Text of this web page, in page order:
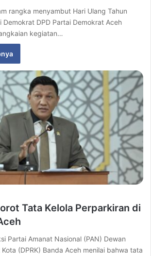
rangka menyambut Hari Ulang Tahun
Demokrat DPD Partai Demokrat Aceh
kegiatan…
Tata Kelola Perparkiran di
Partai Amanat Nasional (PAN) Dewan
(DPRK) Banda Aceh menilai bahwa tata